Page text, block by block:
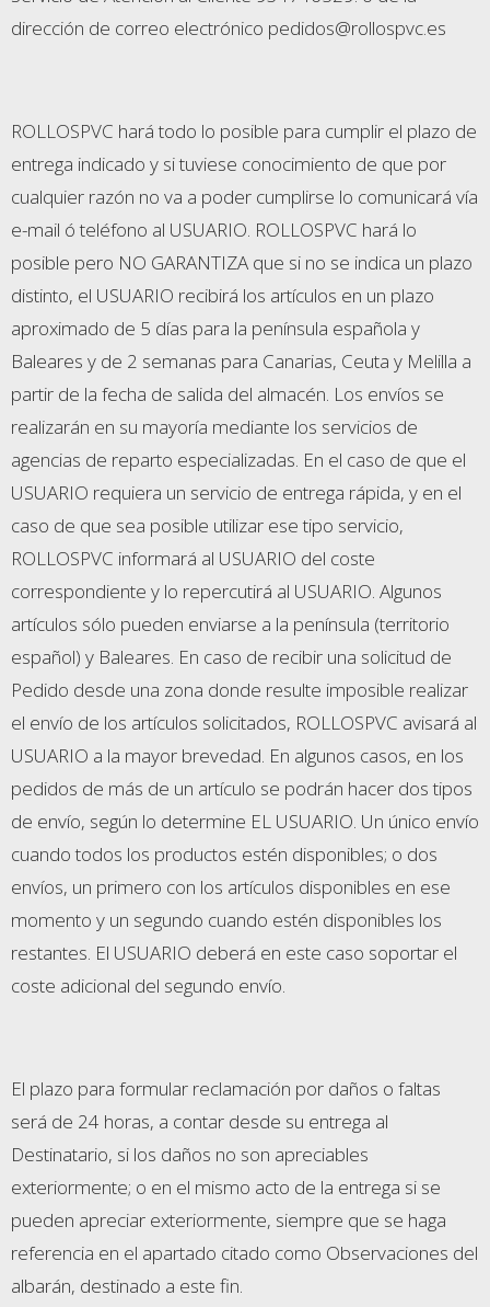
dirección de correo electrónico pedidos@rollospvc.es
ROLLOSPVC hará todo lo posible para cumplir el plazo de
entrega indicado y si tuviese conocimiento de que por
cualquier razón no va a poder cumplirse lo comunicará vía
e-mail ó teléfono al USUARIO. ROLLOSPVC hará lo
posible pero NO GARANTIZA que si no se indica un plazo
distinto, el USUARIO recibirá los artículos en un plazo
aproximado de 5 días para la península española y
Baleares y de 2 semanas para Canarias, Ceuta y Melilla a
partir de la fecha de salida del almacén. Los envíos se
realizarán en su mayoría mediante los servicios de
agencias de reparto especializadas. En el caso de que el
USUARIO requiera un servicio de entrega rápida, y en el
caso de que sea posible utilizar ese tipo servicio,
ROLLOSPVC informará al USUARIO del coste
correspondiente y lo repercutirá al USUARIO. Algunos
artículos sólo pueden enviarse a la península (territorio
español) y Baleares. En caso de recibir una solicitud de
Pedido desde una zona donde resulte imposible realizar
el envío de los artículos solicitados, ROLLOSPVC avisará al
USUARIO a la mayor brevedad. En algunos casos, en los
pedidos de más de un artículo se podrán hacer dos tipos
de envío, según lo determine EL USUARIO. Un único envío
cuando todos los productos estén disponibles; o dos
envíos, un primero con los artículos disponibles en ese
momento y un segundo cuando estén disponibles los
restantes. El USUARIO deberá en este caso soportar el
coste adicional del segundo envío.
El plazo para formular reclamación por daños o faltas
será de 24 horas, a contar desde su entrega al
Destinatario, si los daños no son apreciables
exteriormente; o en el mismo acto de la entrega si se
pueden apreciar exteriormente, siempre que se haga
referencia en el apartado citado como Observaciones del
albarán, destinado a este fin.